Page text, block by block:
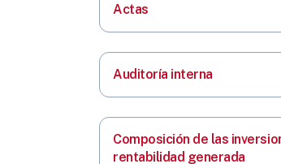
Actas
Auditoría interna
Composición de las
rentabilidad generada